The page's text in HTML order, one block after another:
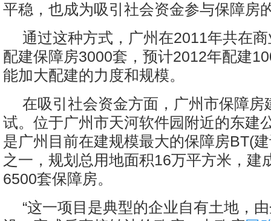
平稳，也成为吸引社会资金参与保障房
通过这种方式，广州在2011年共在
配建保障房3000套，预计2012年配建
能加大配建的力度和规模。
在吸引社会资金方面，广州市保障房
试。位于广州市天河软件园附近的东建
是广州目前在建规模最大的保障房BT(
之一，规划总用地面积16万平方米，建
6500套保障房。
“这一项目是典型的企业自有土地，